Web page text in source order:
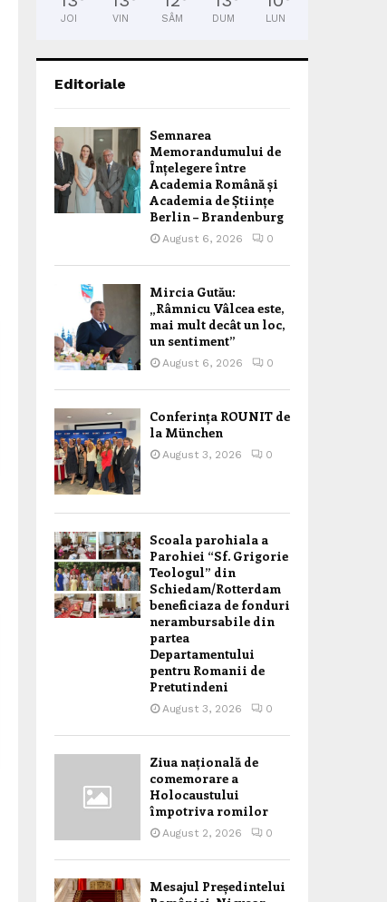
JOI VIN SÂM DUM LUN
Editoriale
Semnarea
Memorandumului de
Înțelegere între
Academia Română și
Academia de Științe
Berlin – Brandenburg
August 6, 2026 0
Mircia Gutău:
„Râmnicu Vâlcea este,
mai mult decât un loc,
un sentiment”
August 6, 2026 0
Conferința ROUNIT de
la München
August 3, 2026 0
Scoala parohiala a
Parohiei “Sf. Grigorie
Teologul” din
Schiedam/Rotterdam
beneficiaza de fonduri
nerambursabile din
partea
Departamentului
pentru Romanii de
Pretutindeni
August 3, 2026 0
Ziua națională de
comemorare a
Holocaustului
împotriva romilor
August 2, 2026 0
Mesajul Președintelui